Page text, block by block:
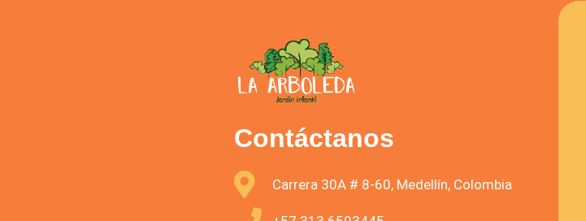
Contáctanos
Carrera 30A # 8-60, Medellín, Colombia